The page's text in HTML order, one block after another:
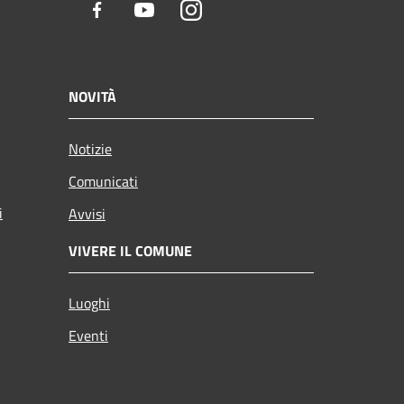
Facebook YoutubeInstagram
NOVITÀ
Notizie
Comunicati
Avvisi
VIVERE IL COMUNE
Luoghi
Eventi